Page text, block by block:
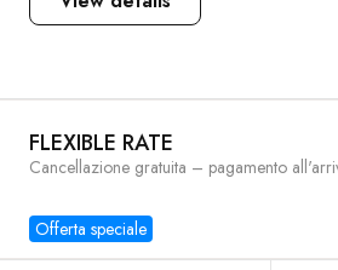
FLEXIBLE RATE
Offerta speciale
Cancellazione gratuita – pagamento